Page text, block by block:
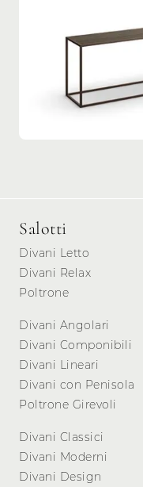
Salotti
Divani Letto
Divani Relax
Poltrone
Divani Angolari
Divani Componibili
Divani Lineari
Divani con Penisola
Poltrone Girevoli
Divani Classici
Divani Moderni
Divani Design